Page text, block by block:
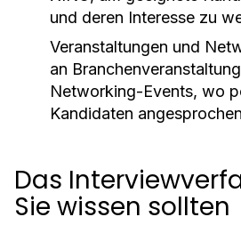
und deren Interesse zu
Veranstaltungen und
an
Networking-Events, wo
Kandidaten
Das
Sie wissen sollten